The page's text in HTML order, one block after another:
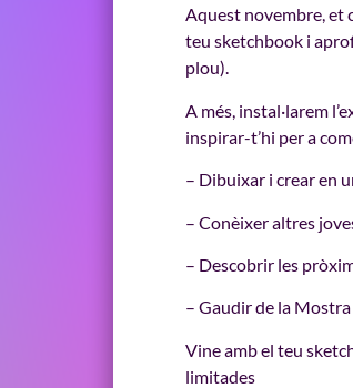
Aquest novembre, et
teu sketchbook i
plou).
A més, instal·larem
inspirar-t’hi per a
– Dibuixar i crear en
– Conèixer altres
– Descobrir les
– Gaudir de la
Vine amb el teu
limitades